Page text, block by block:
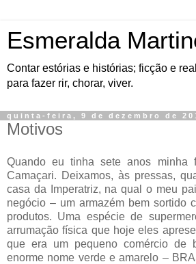
Esmeralda
Contar estórias e histórias; ficção e
para fazer rir, chorar, viver.
quinta-feira, 9 de dezembro de
Motivos
Quando eu tinha sete anos minha
Camaçari. Deixamos, às pressas,
casa da Imperatriz, na qual o meu
negócio – um armazém bem sortido
produtos. Uma espécie de
arrumação física que hoje eles
que era um pequeno comércio de
enorme nome verde e amarelo –